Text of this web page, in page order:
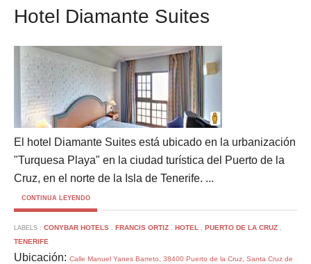
Hotel Diamante Suites
El hotel Diamante Suites está ubicado en la urbanización
"Turquesa Playa" en la ciudad turística del Puerto de la
Cruz, en el norte de la Isla de Tenerife. ...
CONTINUA LEYENDO
LABELS : CONYBAR HOTELS , FRANCIS ORTIZ , HOTEL , PUERTO DE LA CRUZ ,
TENERIFE
Ubicación: Calle Manuel Yanes Barreto, 38400 Puerto de la Cruz, Santa Cruz de